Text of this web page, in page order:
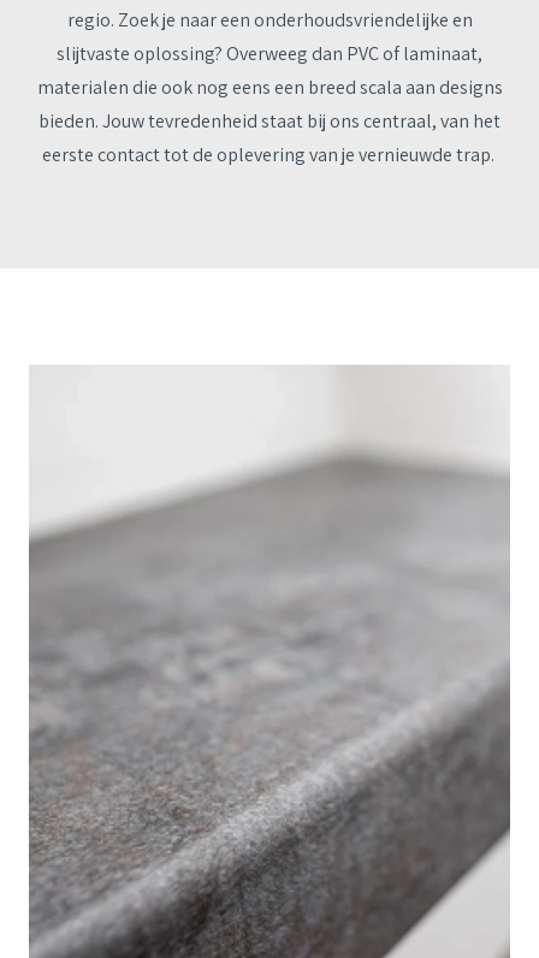
regio. Zoek je naar een onderhoudsvriendelijke en
slijtvaste oplossing? Overweeg dan PVC of laminaat,
materialen die ook nog eens een breed scala aan designs
bieden. Jouw tevredenheid staat bij ons centraal, van het
eerste contact tot de oplevering van je vernieuwde trap.